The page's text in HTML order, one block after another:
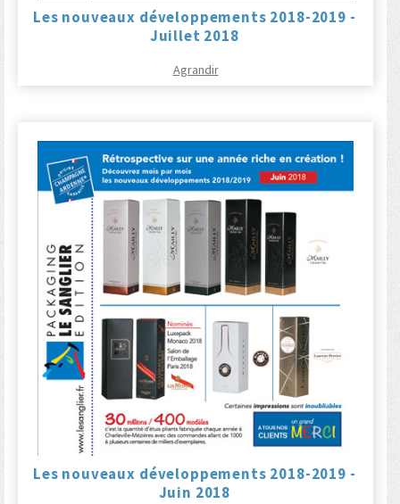
Les nouveaux développements 2018-2019 -
Juillet 2018
Agrandir
Les nouveaux développements 2018-2019 -
Juin 2018